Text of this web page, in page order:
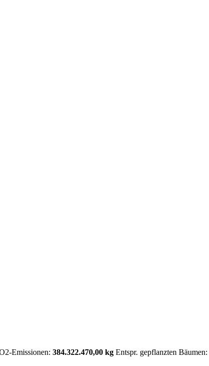
Emissionen: 384.322.470,00 kg Entspr. gepflanzten Bäumen: